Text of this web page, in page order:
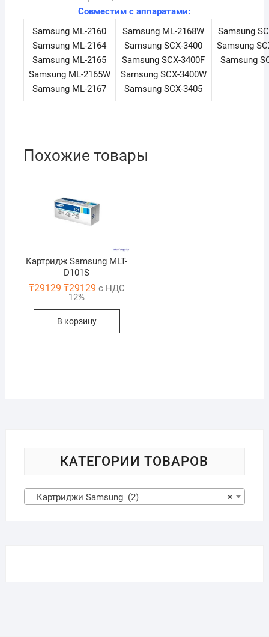
Совместим с аппаратами:
Samsung ML-2160
Samsung ML-2164
Samsung ML-2165
Samsung ML-2165W
Samsung ML-2167
Samsung ML-2168W
Samsung SCX-3400
Samsung SCX-3400F
Samsung SCX-3400W
Samsung SCX-3405
Samsung
Samsung
Samsung
Похожие товары
Картридж Samsung MLT-
D101S
₸29129 ₸29129 с НДС
12%
В корзину
КАТЕГОРИИ ТОВАРОВ
×
Картриджи Samsung (2)